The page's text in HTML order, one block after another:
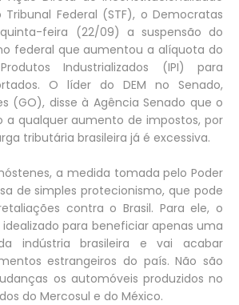
Federal (STF), o Democratas
feira (22/09) a suspensão do
federal que aumentou a alíquota do
Industrializados (IPI) para
O líder do DEM no Senado,
(GO), disse à Agência Senado que o
a qualquer aumento de impostos, por
tributária brasileira já é excessiva.
a medida tomada pelo Poder
de simples protecionismo, que pode
contra o Brasil. Para ele, o
para beneficiar apenas uma
indústria brasileira e vai acabar
estrangeiros do país. Não são
os automóveis produzidos no
do Mercosul e do México.